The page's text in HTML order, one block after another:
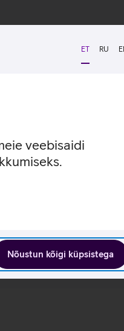
ET RU
veebisaidi
Nõustun kõigi küpsistega
kaane‑ ja põhjakorpus,
integreeritud
mis on